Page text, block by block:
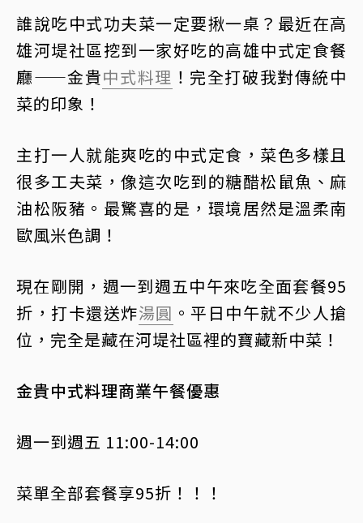
誰說吃中式功夫菜一定要揪一桌？最近在高
雄河堤社區挖到一家好吃的高雄中式定食餐
廳——金貴中式料理 ！完全打破我對傳統中
菜的印象！
主打一人就能爽吃的中式定食，菜色多樣且
很多工夫菜，像這次吃到的糖醋松鼠魚、麻
油松阪豬。最驚喜的是，環境居然是溫柔南
歐風米色調！
現在剛開，週一到週五中午來吃全面套餐95
折，打卡還送炸湯圓 。平日中午就不少人搶
位，完全是藏在河堤社區裡的寶藏新中菜！
金貴中式料理商業午餐優惠
週一到週五 11:00-14:00
菜單全部套餐享95折！！！